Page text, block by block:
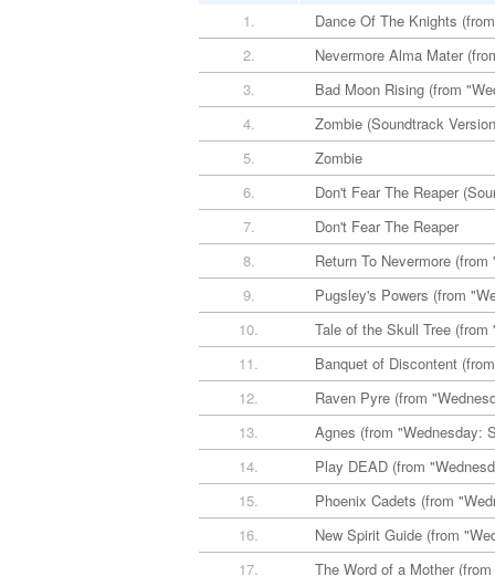
1.
Dance Of The Knights
2.
Nevermore Alma Mater
3.
Bad Moon Rising (from
4.
Zombie (Soundtrack
5.
Zombie
6.
Don't Fear The Reaper
7.
Don't Fear The Reaper
8.
Return To Nevermore
9.
Pugsley's Powers (from
10.
Tale of the Skull Tree
11.
Banquet of Discontent
12.
Raven Pyre (from
13.
Agnes (from "Wednesday:
14.
Play DEAD (from
15.
Phoenix Cadets (from
16.
New Spirit Guide (from
17.
The Word of a Mother